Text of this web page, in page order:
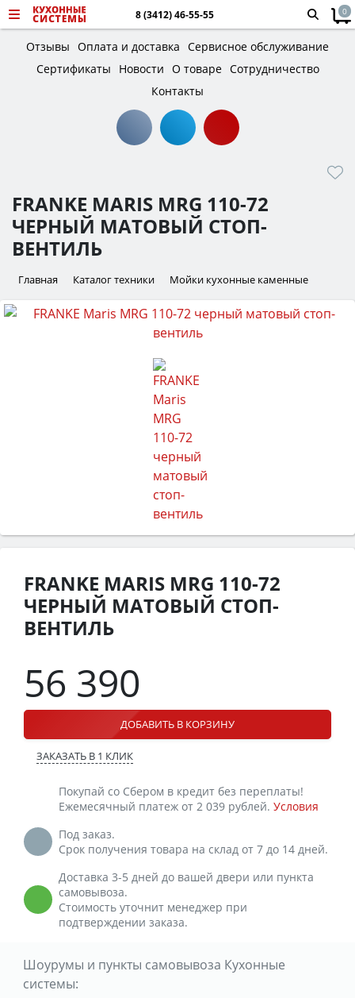
8 (3412) 46-55-55 0
Отзывы Оплата и доставка Сервисное обслуживание
Сертификаты
Новости О товаре Сотрудничество
Контакты
FRANKE MARIS MRG 110-72
ЧЕРНЫЙ МАТОВЫЙ СТОП-
ВЕНТИЛЬ
Главная Каталог техники Мойки кухонные каменные
FRANKE MARIS MRG 110-72
ЧЕРНЫЙ МАТОВЫЙ СТОП-
ВЕНТИЛЬ
56 390
ДОБАВИТЬ В КОРЗИНУ
ЗАКАЗАТЬ В 1 КЛИК
Покупай со Сбером в кредит без переплаты!
Ежемесячный платеж от 2 039 рублей. Условия
Под заказ.
Срок получения товара на склад от 7 до 14 дней.
Доставка 3-5 дней до вашей двери или пункта
самовывоза.
Стоимость уточнит менеджер при
подтверждении заказа.
Шоурумы и пункты самовывоза Кухонные
системы: